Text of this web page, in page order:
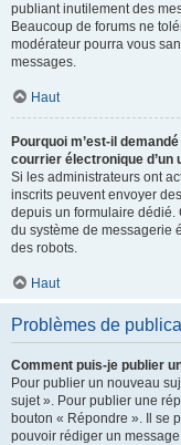
publiant inutilement des
Beaucoup de forums ne
modérateur pourra vous
messages.
Haut
Pourquoi m’est-il
courrier électronique d’un
Si les administrateurs ont
inscrits peuvent envoyer
depuis un formulaire dédié.
du système de messagerie
des robots.
Haut
Problèmes de
Comment puis-je publier
Pour publier un nouveau
sujet ». Pour publier une
bouton « Répondre ». Il se
pouvoir rédiger un